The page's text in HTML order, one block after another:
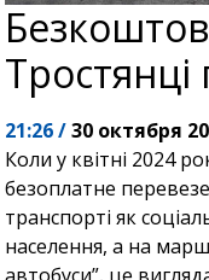
21:26 /30 октября
Коли у квітні 2024
безоплатне
транспорті як
населення, а на